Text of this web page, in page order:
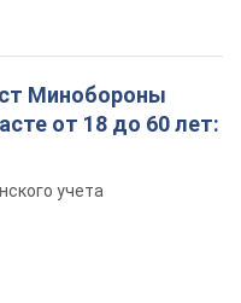
Минобороны
от 18 до 60 лет:
учета